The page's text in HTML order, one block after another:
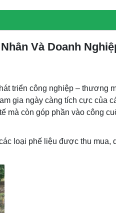
Và Doanh
triển công nghiệp – thương
gia ngày càng tích cực của
mà còn góp phần vào công
loại phế liệu được thu mua,